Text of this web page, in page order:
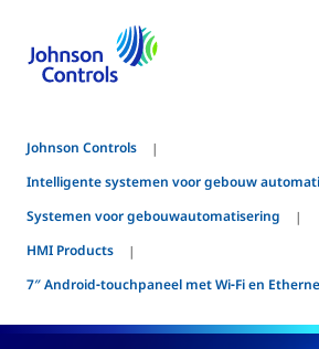
Johnson Controls
Intelligente systemen voor gebouw
Systemen voor gebouwautomatisering
HMI Products
7″ Android‑touchpaneel met Wi‑Fi en